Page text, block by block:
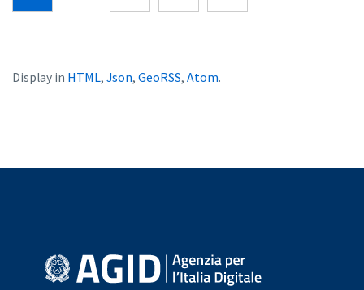
Display in HTML, Json, GeoRSS, Atom.